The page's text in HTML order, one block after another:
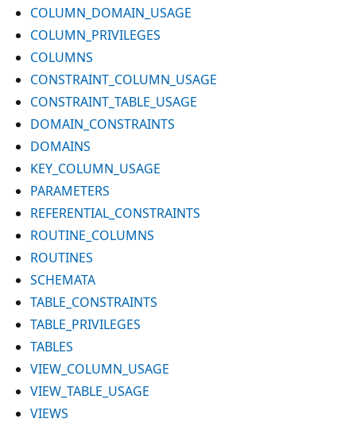
COLUMN_DOMAIN_USAGE
COLUMN_PRIVILEGES
COLUMNS
CONSTRAINT_COLUMN_USAGE
CONSTRAINT_TABLE_USAGE
DOMAIN_CONSTRAINTS
DOMAINS
KEY_COLUMN_USAGE
PARAMETERS
REFERENTIAL_CONSTRAINTS
ROUTINE_COLUMNS
ROUTINES
SCHEMATA
TABLE_CONSTRAINTS
TABLE_PRIVILEGES
TABLES
VIEW_COLUMN_USAGE
VIEW_TABLE_USAGE
VIEWS